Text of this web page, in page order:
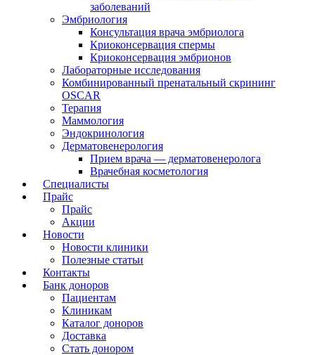
заболеваний
Эмбриология
Консультация врача эмбриолога
Криоконсервация спермы
Криоконсервация эмбрионов
Лабораторные исследования
Комбинированный пренатальный скрининг
OSCAR
Терапия
Маммология
Эндокринология
Дерматовенерология
Прием врача — дерматовенеролога
Врачебная косметология
Специалисты
Прайс
Прайс
Акции
Новости
Новости клиники
Полезные статьи
Контакты
Банк доноров
Пациентам
Клиникам
Каталог доноров
Доставка
Стать донором